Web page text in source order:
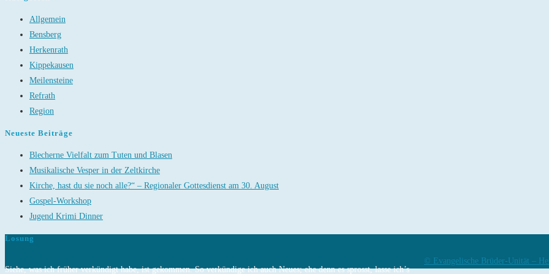
Allgemein
Bensberg
Herkenrath
Kippekausen
Meilensteine
Refrath
Region
Neueste Beiträge
Blecherne Vielfalt zum Tuten und Blasen
Musikalische Vesper in der Zeltkirche
Kirche, hast du sie noch alle?“ – Regionaler Gottesdienst am 30. August
Gospel-Workshop
Jugend Krimi Dinner
Losung
Siehe, was ich früher verkündigt habe, ist gekommen. So verkündige ich auch Neues; ehe denn es sprosst, lasse ich’s
© Evangelische Brüder-Unität –